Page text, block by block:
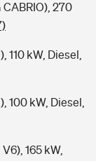
270
110 kW, Diesel,
100 kW, Diesel,
165 kW,